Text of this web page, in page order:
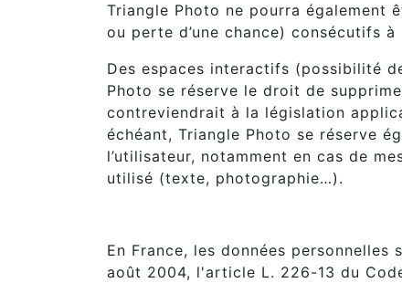
Triangle Photo ne pourra également
ou perte d’une chance) consécutifs
Des espaces interactifs (possibilité
Photo se réserve le droit de
contreviendrait à la législation
échéant, Triangle Photo se réserve
l’utilisateur, notamment en cas de
utilisé (texte, photographie…).
En France, les données
août 2004, l'article L. 226-13 du